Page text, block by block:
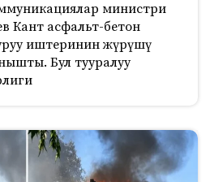
министри
Кант асфальт-бетон
иштеринин жүрүшү
Бул тууралуу